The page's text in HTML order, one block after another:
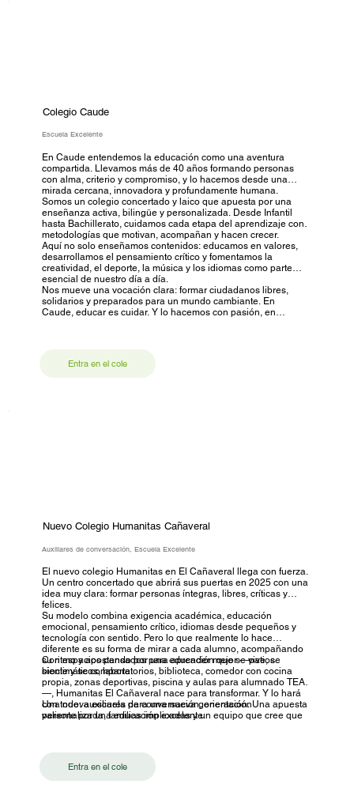
Colegio Caude
Escuela Excelente
En Caude entendemos la educación como una aventura
compartida. Llevamos más de 40 años formando personas
con alma, criterio y compromiso, y lo hacemos desde una
mirada cercana, innovadora y profundamente humana.
Somos un colegio concertado y laico que apuesta por una
enseñanza activa, bilingüe y personalizada. Desde Infantil
hasta Bachillerato, cuidamos cada etapa del aprendizaje con
metodologías que motivan, acompañan y hacen crecer.
Aquí no solo enseñamos contenidos: educamos en valores,
desarrollamos el pensamiento crítico y fomentamos la
creatividad, el deporte, la música y los idiomas como parte
esencial de nuestro día a día.
Nos mueve una vocación clara: formar ciudadanos libres,
solidarios y preparados para un mundo cambiante. En
Caude, educar es cuidar. Y lo hacemos con pasión, en
Entra en el cole
Nuevo Colegio Humanitas Cañaveral
Auxiliares de conversación, Escuela Excelente
El nuevo colegio Humanitas en El Cañaveral llega con fuerza.
Un centro concertado que abrirá sus puertas en 2025 con una
idea muy clara: formar personas íntegras, libres, críticas y
felices.
Su modelo combina exigencia académica, educación
emocional, pensamiento crítico, idiomas desde pequeños y
tecnología con sentido. Pero lo que realmente lo hace
diferente es su forma de mirar a cada alumno, acompañando
su ritmo y apostando por una educación que se vive, se
siente y se comparte.
Con espacios pensados para aprender mejor —patios
bioclimáticos, laboratorios, biblioteca, comedor con cocina
propia, zonas deportivas, piscina y aulas para alumnado TEA
—, Humanitas El Cañaveral nace para transformar. Y lo hará
con todo: auxiliares de conversación, orientación
personalizada, familias implicadas y un equipo que cree que
Una nueva escuela para una nueva generación. Una apuesta
valiente por una educación excelente.
Entra en el cole